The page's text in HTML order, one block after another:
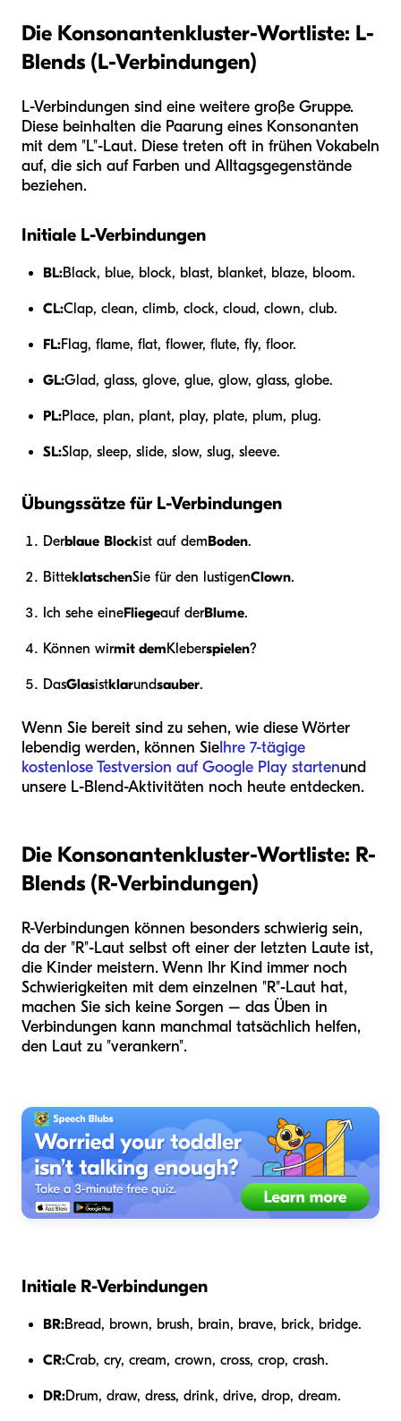
Die Konsonantenkluster-Wortliste: L-
Blends (L-Verbindungen)
L-Verbindungen sind eine weitere große Gruppe.
Diese beinhalten die Paarung eines Konsonanten
mit dem "L"-Laut. Diese treten oft in frühen Vokabeln
auf, die sich auf Farben und Alltagsgegenstände
beziehen.
Initiale L-Verbindungen
BL:Black, blue, block, blast, blanket, blaze, bloom.
CL:Clap, clean, climb, clock, cloud, clown, club.
FL:Flag, flame, flat, flower, flute, fly, floor.
GL:Glad, glass, glove, glue, glow, glass, globe.
PL:Place, plan, plant, play, plate, plum, plug.
SL:Slap, sleep, slide, slow, slug, sleeve.
Übungssätze für L-Verbindungen
Derblaue Blockist auf demBoden.
BitteklatschenSie für den lustigenClown.
Ich sehe eineFliegeauf derBlume.
Können wirmit demKleberspielen?
DasGlasistklarundsauber.
Wenn Sie bereit sind zu sehen, wie diese Wörter
lebendig werden, können SieIhre 7-tägige
kostenlose Testversion auf Google Play startenund
unsere L-Blend-Aktivitäten noch heute entdecken.
Die Konsonantenkluster-Wortliste: R-
Blends (R-Verbindungen)
R-Verbindungen können besonders schwierig sein,
da der "R"-Laut selbst oft einer der letzten Laute ist,
die Kinder meistern. Wenn Ihr Kind immer noch
Schwierigkeiten mit dem einzelnen "R"-Laut hat,
machen Sie sich keine Sorgen – das Üben in
Verbindungen kann manchmal tatsächlich helfen,
den Laut zu "verankern".
Initiale R-Verbindungen
BR:Bread, brown, brush, brain, brave, brick, bridge.
CR:Crab, cry, cream, crown, cross, crop, crash.
DR:Drum, draw, dress, drink, drive, drop, dream.